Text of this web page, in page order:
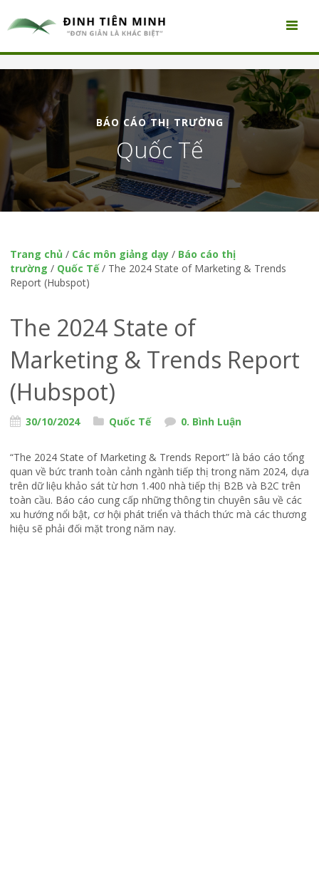
BÁO CÁO THỊ TRƯỜNG
Quốc Tế
Trang chủ / Các môn giảng dạy/ Báo cáo thị
trường / Quốc Tế/ The 2024 State of Marketing & Trends
Report (Hubspot)
The 2024 State of
Marketing & Trends Report
(Hubspot)
30/10/2024 Quốc Tế 0. Bình Luận
“The 2024 State of Marketing & Trends Report” là báo cáo tổng
quan về bức tranh toàn cảnh ngành tiếp thị trong năm 2024, dựa
trên dữ liệu khảo sát từ hơn 1.400 nhà tiếp thị B2B và B2C trên
toàn cầu. Báo cáo cung cấp những thông tin chuyên sâu về các
xu hướng nổi bật, cơ hội phát triển và thách thức mà các thương
hiệu sẽ phải đối mặt trong năm nay.